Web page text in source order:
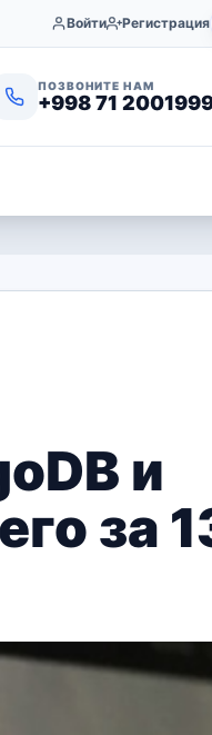
Войти Регистрация
ПОЗВОНИТЕ НАМ
+998 71
и
за